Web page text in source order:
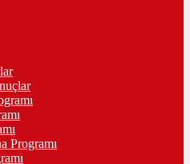
Programı